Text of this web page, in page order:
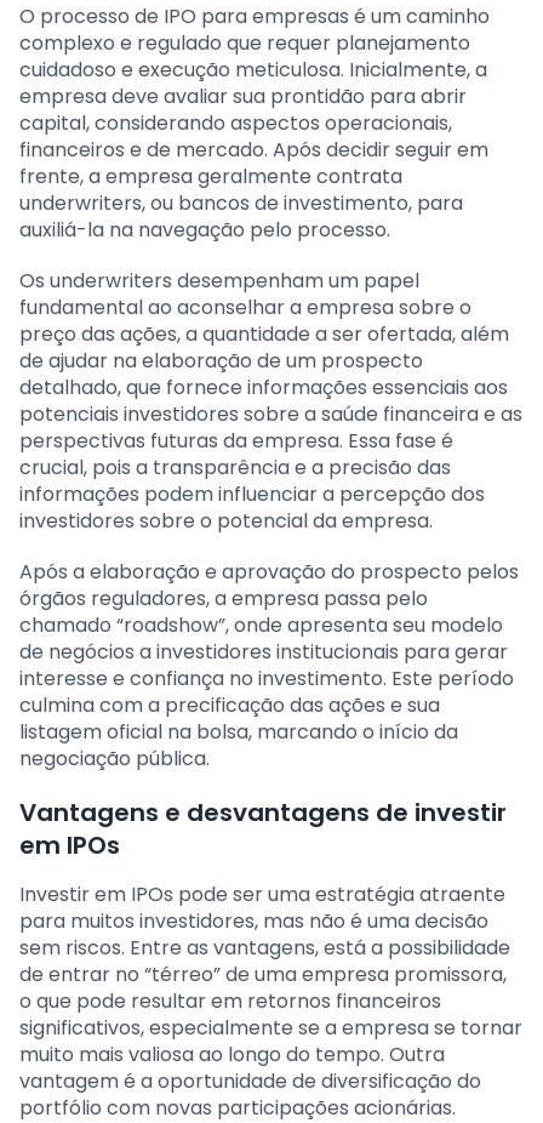
O processo de IPO para empresas é um caminho
complexo e regulado que requer planejamento
cuidadoso e execução meticulosa. Inicialmente, a
empresa deve avaliar sua prontidão para abrir
capital, considerando aspectos operacionais,
financeiros e de mercado. Após decidir seguir em
frente, a empresa geralmente contrata
underwriters, ou bancos de investimento, para
auxiliá-la na navegação pelo processo.
Os underwriters desempenham um papel
fundamental ao aconselhar a empresa sobre o
preço das ações, a quantidade a ser ofertada, além
de ajudar na elaboração de um prospecto
detalhado, que fornece informações essenciais aos
potenciais investidores sobre a saúde financeira e as
perspectivas futuras da empresa. Essa fase é
crucial, pois a transparência e a precisão das
informações podem influenciar a percepção dos
investidores sobre o potencial da empresa.
Após a elaboração e aprovação do prospecto pelos
órgãos reguladores, a empresa passa pelo
chamado “roadshow”, onde apresenta seu modelo
de negócios a investidores institucionais para gerar
interesse e confiança no investimento. Este período
culmina com a precificação das ações e sua
listagem oficial na bolsa, marcando o início da
negociação pública.
Vantagens e desvantagens de investir
em IPOs
Investir em IPOs pode ser uma estratégia atraente
para muitos investidores, mas não é uma decisão
sem riscos. Entre as vantagens, está a possibilidade
de entrar no “térreo” de uma empresa promissora,
o que pode resultar em retornos financeiros
significativos, especialmente se a empresa se tornar
muito mais valiosa ao longo do tempo. Outra
vantagem é a oportunidade de diversificação do
portfólio com novas participações acionárias.